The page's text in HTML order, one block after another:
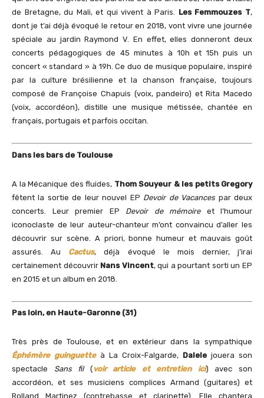
de Bretagne, du Mali, et qui vivent à Paris. Les Femmouzes T,
dont je t’ai déjà évoqué le retour en 2018, vont vivre une journée
spéciale au jardin Raymond V. En effet, elles donneront deux
concerts pédagogiques de 45 minutes à 10h et 15h puis un
concert « standard » à 19h. Ce duo de musique populaire, inspiré
par la culture brésilienne et la chanson française, toujours
composé de Françoise Chapuis (voix, pandeiro) et Rita Macedo
(voix, accordéon), distille une musique métissée, chantée en
français, portugais et parfois occitan.
Dans les bars de Toulouse
A la Mécanique des fluides, Thom Souyeur & les petits Gregory
fêtent la sortie de leur nouvel EP Devoir de Vacances par deux
concerts. Leur premier EP Devoir de mémoireet l’humour
iconoclaste de leur auteur-chanteur m’ont convaincu d’aller les
découvrir sur scène. A priori, bonne humeur et mauvais goût
assurés. Au Cactus, déjà évoqué le mois dernier, j’irai
certainement découvrir Nans Vincent, qui a pourtant sorti un EP
en 2015 et un album en 2018.
Pas loin, en Haute-Garonne (31)
Très près de Toulouse, et en extérieur dans la sympathique
Éphémère guinguetteà La Croix-Falgarde, Dalele jouera son
spectacle Sans fil(voir article et entretien ici) avec son
accordéon, et ses musiciens complices Armand (guitares) et
Rolland Martinez (contrebasse et clarinette). Elle chantera